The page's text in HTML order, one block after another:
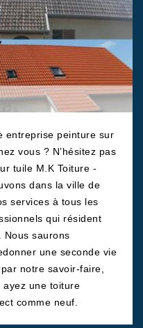
entreprise peinture sur
vous ? N’hésitez pas
tuile M.K Toiture -
dans la ville de
services à tous les
qui résident
Nous saurons
une seconde vie
notre savoir-faire,
ayez une toiture
comme neuf.